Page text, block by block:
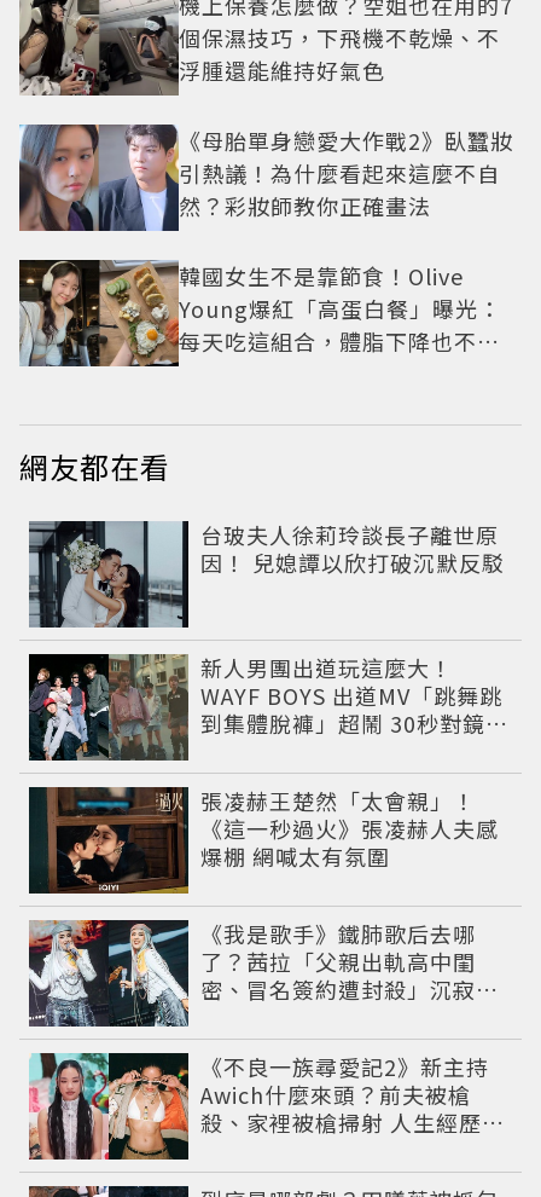
個保濕技巧，下飛機不乾燥、不
浮腫還能維持好氣色
《母胎單身戀愛大作戰2》臥蠶妝
引熱議！為什麼看起來這麼不自
然？彩妝師教你正確畫法
韓國女生不是靠節食！Olive
Young爆紅「高蛋白餐」曝光：
每天吃這組合，體脂下降也不怕
網友都在看
台玻夫人徐莉玲談長子離世原
因！ 兒媳譚以欣打破沉默反駁
新人男團出道玩這麼大！
WAYF BOYS 出道MV「跳舞跳
到集體脫褲」超鬧 30秒對鏡清
張凌赫王楚然「太會親」！
《這一秒過火》張凌赫人夫感
爆棚 網喊太有氛圍
《我是歌手》鐵肺歌后去哪
了？茜拉「父親出軌高中閨
密、冒名簽約遭封殺」沉寂12
《不良一族尋愛記2》新主持
Awich什麼來頭？前夫被槍
殺、家裡被槍掃射 人生經歷比